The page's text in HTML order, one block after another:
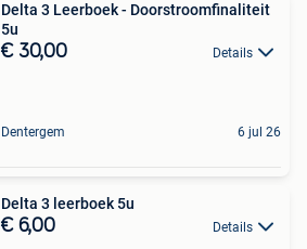
Delta 3 Leerboek - Doorstroomfinaliteit
5u
€ 30,00 Details
Dentergem 6 jul 26
Delta 3 leerboek 5u
€ 6,00 Details